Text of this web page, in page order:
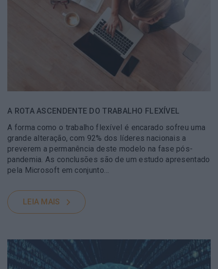
A ROTA ASCENDENTE DO TRABALHO FLEXÍVEL
A forma como o trabalho flexível é encarado sofreu uma
grande alteração, com 92% dos líderes nacionais a
preverem a permanência deste modelo na fase pós-
pandemia. As conclusões são de um estudo apresentado
pela Microsoft em conjunto…
LEIA MAIS